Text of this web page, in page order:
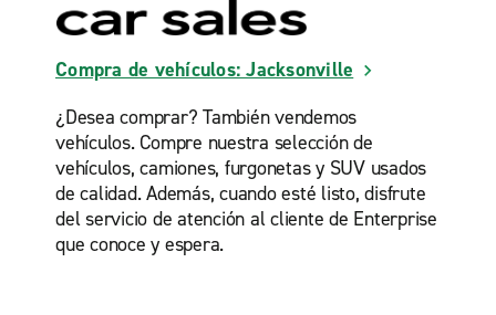
Compra de vehículos: Jacksonville
¿Desea comprar? También vendemos
vehículos. Compre nuestra selección de
vehículos, camiones, furgonetas y SUV usados
de calidad. Además, cuando esté listo, disfrute
del servicio de atención al cliente de Enterprise
que conoce y espera.